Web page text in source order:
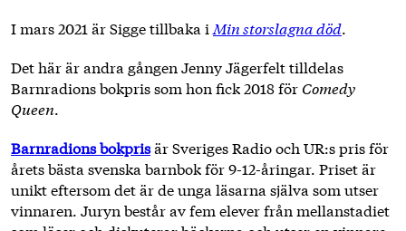
I mars 2021 är Sigge tillbaka i Min storslagna död.
Det här är andra gången Jenny Jägerfelt tilldelas
Barnradions bokpris som hon fick 2018 för Comedy
Queen.
Barnradions bokprisär Sveriges Radio och UR:s pris för
årets bästa svenska barnbok för 9-12-åringar. Priset är
unikt eftersom det är de unga läsarna själva som utser
vinnaren. Juryn består av fem elever från mellanstadiet